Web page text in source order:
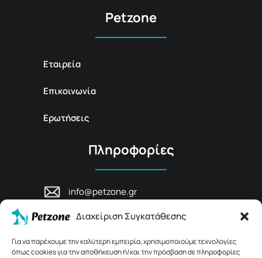
Διαχείριση Συγκατάθεσης
Για να παρέχουμε την καλύτερη εμπειρία, χρησιμοποιούμε τεχνολογίες
όπως cookies για την αποθήκευση ή/και την πρόσβαση σε πληροφορίες
Petzone
Εταιρεία
Επικοινωνία
Ερωτήσεις
Πληροφορίες
info@petzone.gr
Ρέθυμνο, Κρήτη